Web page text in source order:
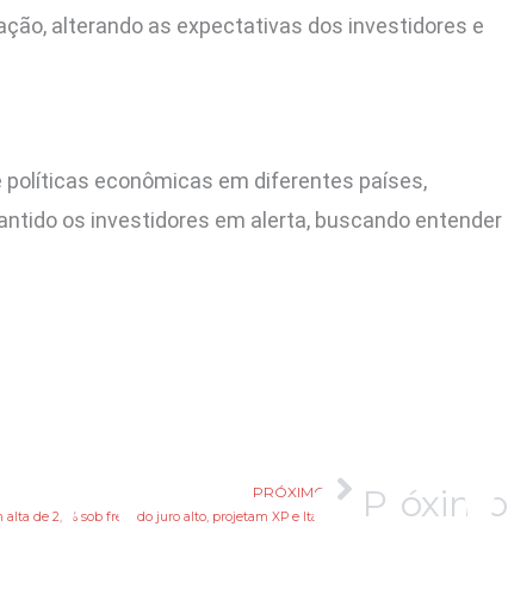
alterando as expectativas dos investidores e
políticas econômicas em diferentes países,
os investidores em alerta, buscando entender
PRÓXIMO
de 2,3% sob freio do juro alto, projetam XP e Itaú Próximo